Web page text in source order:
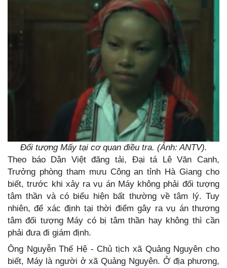
Đối tượng Mấy tại cơ quan điều tra. (Ảnh: ANTV).
Theo báo Dân Việt đăng tải, Đại tá Lê Văn Canh,
Trưởng phòng tham mưu Công an tỉnh Hà Giang cho
biết, trước khi xảy ra vụ án Máy không phải đối tượng
tâm thần và có biểu hiện bất thường về tâm lý. Tuy
nhiên, để xác định tại thời điểm gây ra vụ án thương
tâm đối tượng Máy có bị tâm thần hay không thì cần
phải đưa đi giám định.
Ông Nguyễn Thế Hệ - Chủ tịch xã Quảng Nguyên cho
biết, Máy là người ở xã Quảng Nguyên. Ở địa phương,